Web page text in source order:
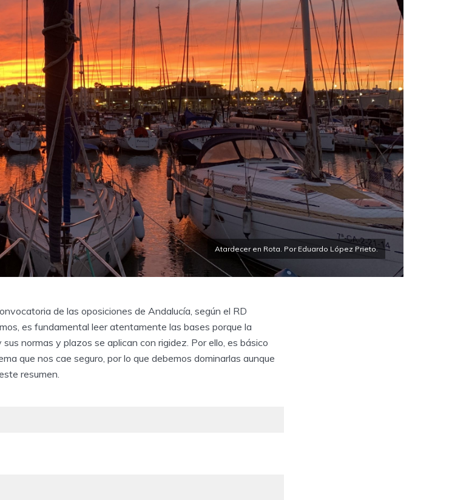
Atardecer en Rota. Por Eduardo López Prieto.
de las oposiciones de Andalucía, según el RD
es fundamental leer atentamente las bases porque la
normas y plazos se aplican con rigidez. Por ello, es básico
que nos cae seguro, por lo que debemos dominarlas aunque
resumen.